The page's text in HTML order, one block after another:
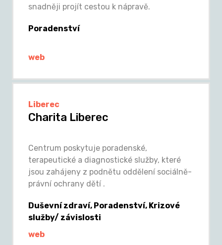
snadněji projít cestou k nápravě.
Poradenství
web
Liberec
Charita Liberec
Centrum poskytuje poradenské,
terapeutické a diagnostické služby, které
jsou zahájeny z podnětu oddělení sociálně-
právní ochrany dětí .
Duševní zdraví, Poradenství, Krizové
služby/ závislosti
web